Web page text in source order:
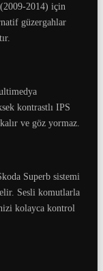
2014) için
güzergahlar
kontrastlı IPS
ve göz yormaz.
Superb sistemi
Sesli komutlarla
kolayca kontrol